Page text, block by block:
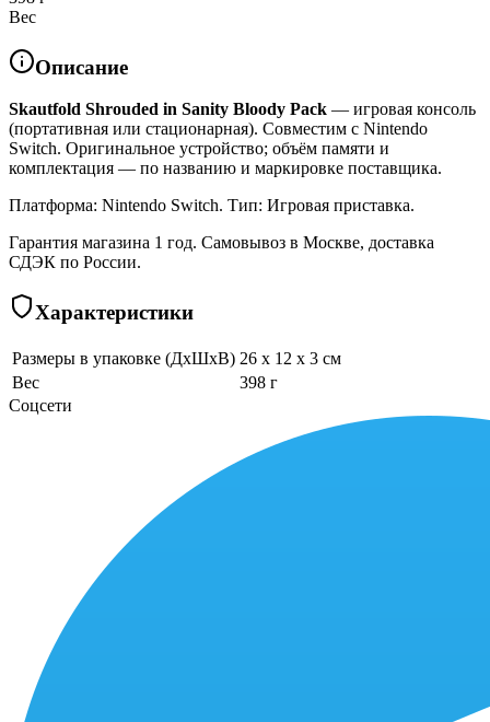
Вес
Описание
Skautfold Shrouded in Sanity Bloody Pack — игровая консоль
(портативная или стационарная). Совместим с Nintendo
Switch. Оригинальное устройство; объём памяти и
комплектация — по названию и маркировке поставщика.
Платформа: Nintendo Switch. Тип: Игровая приставка.
Гарантия магазина 1 год. Самовывоз в Москве, доставка
СДЭК по России.
Характеристики
Размеры в упаковке (ДхШхВ) 26 x 12 x 3 см
Вес
398 г
Соцсети